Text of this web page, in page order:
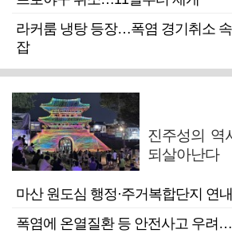
라커룸 냉탕 등장…폭염 경기취소
잡
진주성의 역
되살아난다
마산 원도심 행정·주거복합단지 연
폭염에 온열질환 등 안전사고 우려…